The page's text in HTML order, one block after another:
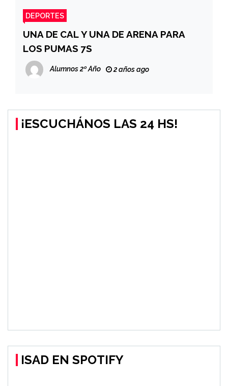
DEPORTES
UNA DE CAL Y UNA DE ARENA PARA
LOS PUMAS 7S
Alumnos 2º Año 2 años ago
¡ESCUCHÁNOS LAS 24 HS!
ISAD EN SPOTIFY